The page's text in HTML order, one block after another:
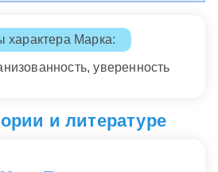
характера Марка:
уверенность
и литературе